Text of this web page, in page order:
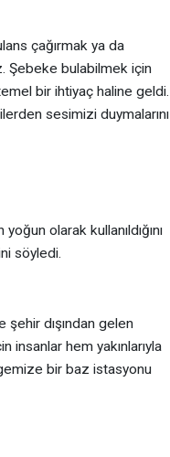
çağırmak ya da
Şebeke bulabilmek için
bir ihtiyaç haline geldi.
sesimizi duymalarını
olarak kullanıldığını
söyledi.
şehir dışından gelen
insanlar hem yakınlarıyla
bir baz istasyonu